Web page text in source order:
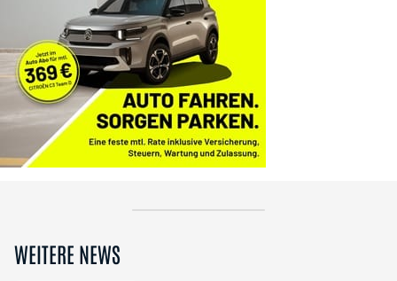
WEITERE NEWS